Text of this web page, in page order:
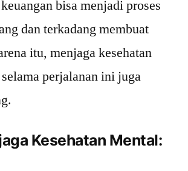
bisa menjadi proses
dan terkadang membuat
itu, menjaga kesehatan
perjalanan ini juga
Kesehatan Mental: